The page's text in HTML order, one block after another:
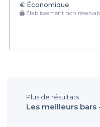
€ Économique
Établissement non
Plus de résultats
Les meilleurs